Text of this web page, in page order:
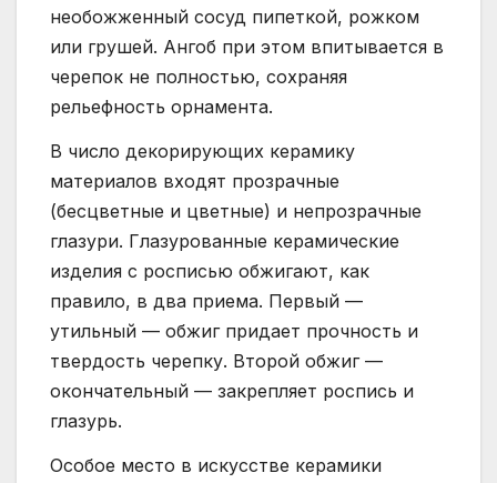
необожженный сосуд пипеткой, рожком
или грушей. Ангоб при этом впитывается в
черепок не полностью, сохраняя
рельефность орнамента.
В число декорирующих керамику
материалов входят прозрачные
(бесцветные и цветные) и непрозрачные
глазури. Глазурованные керамические
изделия с росписью обжигают, как
правило, в два приема. Первый —
утильный — обжиг придает прочность и
твердость черепку. Второй обжиг —
окончательный — закрепляет роспись и
глазурь.
Особое место в искусстве керамики